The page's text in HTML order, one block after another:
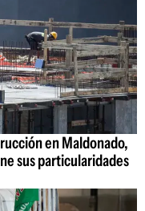
en Maldonado,
sus particularidades